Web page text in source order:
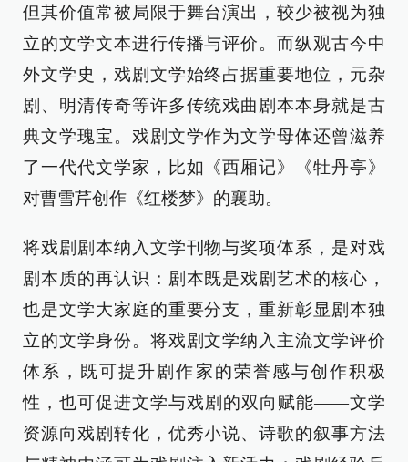
但其价值常被局限于舞台演出，较少被视为独
立的文学文本进行传播与评价。而纵观古今中
外文学史，戏剧文学始终占据重要地位，元杂
剧、明清传奇等许多传统戏曲剧本本身就是古
典文学瑰宝。戏剧文学作为文学母体还曾滋养
了一代代文学家，比如《西厢记》《牡丹亭》
对曹雪芹创作《红楼梦》的襄助。
将戏剧剧本纳入文学刊物与奖项体系，是对戏
剧本质的再认识：剧本既是戏剧艺术的核心，
也是文学大家庭的重要分支，重新彰显剧本独
立的文学身份。将戏剧文学纳入主流文学评价
体系，既可提升剧作家的荣誉感与创作积极
性，也可促进文学与戏剧的双向赋能——文学
资源向戏剧转化，优秀小说、诗歌的叙事方法